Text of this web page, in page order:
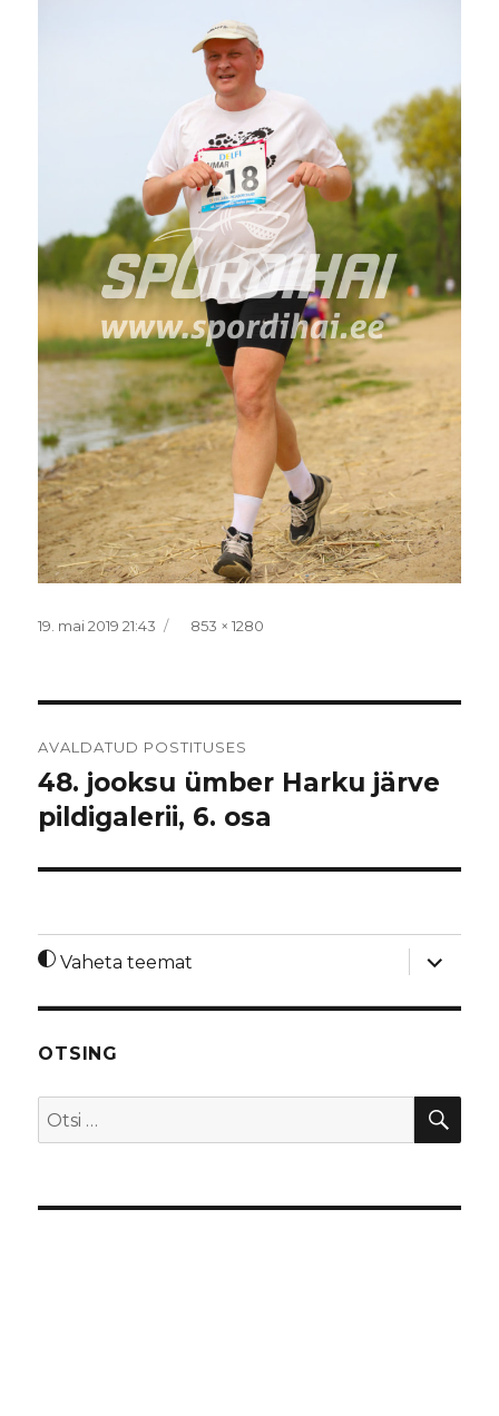
Postitatud
19. mai 2019 21:43 Täissuurus
853 × 1280
AVALDATUD POSTITUSES
48. jooksu ümber Harku järve
pildigalerii, 6. osa
Vaheta teemat
laienda
OTSING
Otsi: